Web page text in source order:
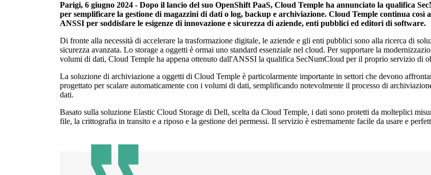
Parigi, 6 giugno 2024 - Dopo il lancio del suo OpenShift PaaS, Cloud Temple ha annunciato la qualifica
per semplificare la gestione di magazzini di dati o log, backup e archiviazione. Cloud Temple continua
ANSSI per soddisfare le esigenze di innovazione e sicurezza di aziende, enti pubblici ed editori di software.
Di fronte alla necessità di accelerare la trasformazione digitale, le aziende e gli enti pubblici sono alla ricerca di
sicurezza avanzata. Lo storage a oggetti è ormai uno standard essenziale nel cloud. Per supportare la
volumi di dati, Cloud Temple ha appena ottenuto dall'ANSSI la qualifica SecNumCloud per il proprio servizio di
La soluzione di archiviazione a oggetti di Cloud Temple è particolarmente importante in settori che devono
progettato per scalare automaticamente con i volumi di dati, semplificando notevolmente il processo di
dati.
Basato sulla soluzione Elastic Cloud Storage di Dell, scelta da Cloud Temple, i dati sono protetti da molteplici
file, la crittografia in transito e a riposo e la gestione dei permessi. Il servizio è estremamente facile da usare e